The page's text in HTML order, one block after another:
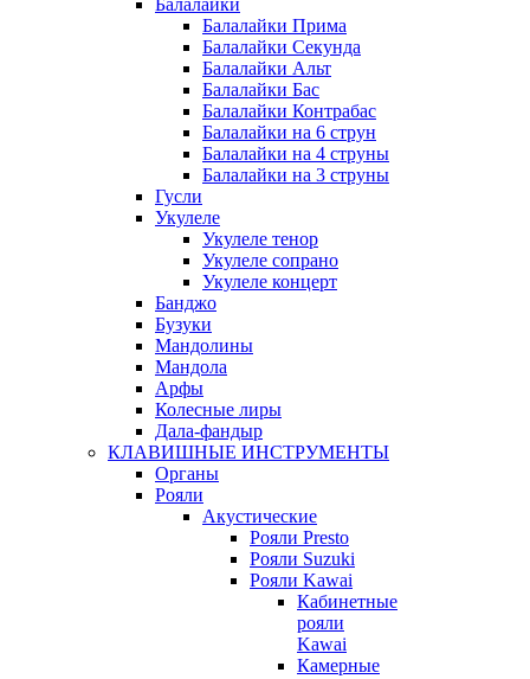
Балалайки Прима
Балалайки Секунда
Балалайки Альт
Балалайки Бас
Балалайки Контрабас
Балалайки на 6 струн
Балалайки на 4 струны
Балалайки на 3 струны
Гусли
Укулеле
Укулеле тенор
Укулеле сопрано
Укулеле концерт
Банджо
Бузуки
Мандолины
Мандола
Арфы
Колесные лиры
Дала-фандыр
КЛАВИШНЫЕ ИНСТРУМЕНТЫ
Органы
Рояли
Акустические
Рояли Presto
Рояли Suzuki
Рояли Kawai
Кабинетные
рояли
Kawai
Камерные